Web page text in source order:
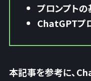
プロンプト
ChatGPTプ
本記事を参考に、